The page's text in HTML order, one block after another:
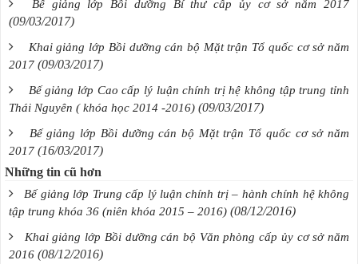
Bế giảng lớp Bồi dưỡng Bí thư cấp ủy cơ sở năm 2017
(09/03/2017)
Khai giảng lớp Bồi dưỡng cán bộ Mặt trận Tổ quốc cơ sở năm
2017 (09/03/2017)
Bế giảng lớp Cao cấp lý luận chính trị hệ không tập trung tỉnh
Thái Nguyên ( khóa học 2014 -2016) (09/03/2017)
Bế giảng lớp Bồi dưỡng cán bộ Mặt trận Tổ quốc cơ sở năm
2017 (16/03/2017)
Những tin cũ hơn
Bế giảng lớp Trung cấp lý luận chính trị – hành chính hệ không
tập trung khóa 36 (niên khóa 2015 – 2016) (08/12/2016)
Khai giảng lớp Bồi dưỡng cán bộ Văn phòng cấp ủy cơ sở năm
2016 (08/12/2016)